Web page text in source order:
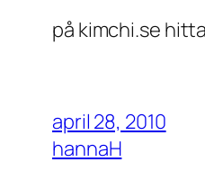
på kimchi.se
april 28, 2010
hannaH